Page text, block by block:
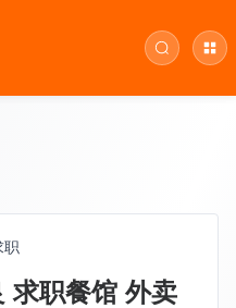
职
求职餐馆 外卖